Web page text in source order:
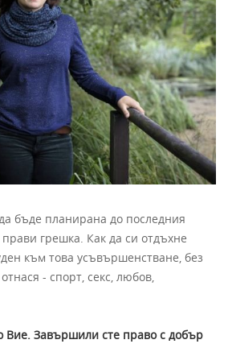
бъде планирана до последния
грешка. Как да си отдъхне
към това усъвършенстване, без
- спорт, секс, любов,
Вие. Завършили сте право с добър